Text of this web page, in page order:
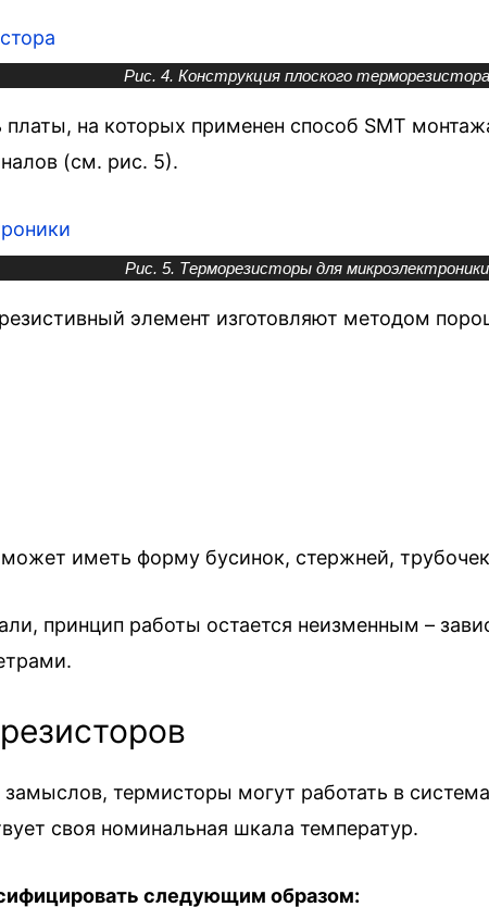
Рис. 4. Конструкция плоского терморезистора
на которых применен способ SMT
(см. рис. 5).
Рис. 5. Терморезисторы для микроэлектроники
элемент изготовляют методом
иметь форму бусинок, стержней,
принцип работы остается неизменным –
замыслов, термисторы могут работать в
своя номинальная шкала температур.
следующим образом: